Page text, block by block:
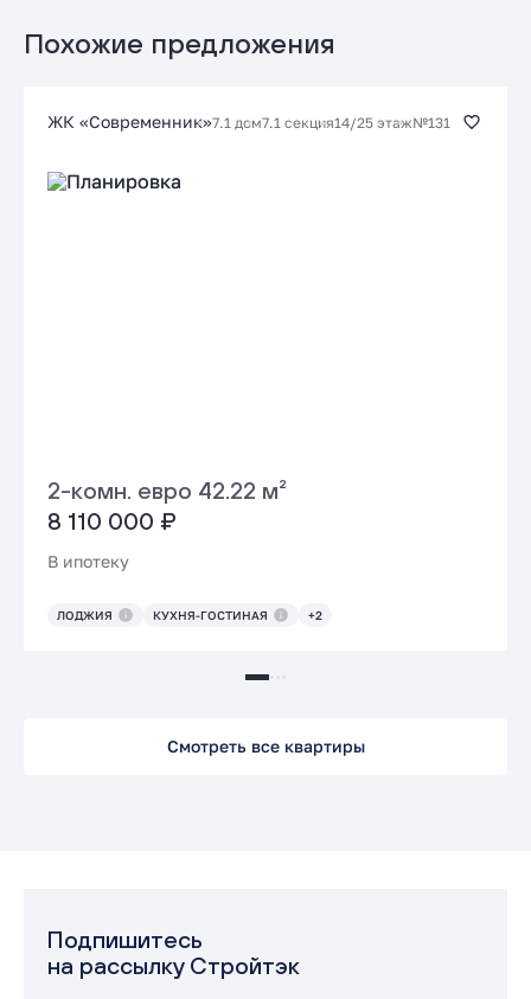
Похожие предложения
ЖК «Современник»7.1 дом7.1 секция14/25 этаж№131
2-комн. евро 42.22 м²
8 110 000 ₽
В ипотеку
ЛОДЖИЯ КУХНЯ-ГОСТИНАЯ +2
Смотреть все квартиры
Подпишитесь
на рассылку Стройтэк